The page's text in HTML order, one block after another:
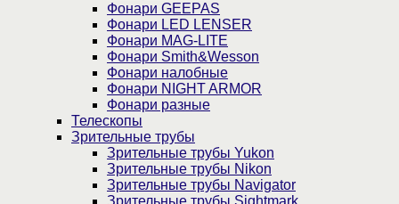
Фонари GEEPAS
Фонари LED LENSER
Фонари MAG-LITE
Фонари Smith&Wesson
Фонари налобные
Фонари NIGHT ARMOR
Фонари разные
Телескопы
Зрительные трубы
Зрительные трубы Yukon
Зрительные трубы Nikon
Зрительные трубы Navigator
Зрительные трубы Sightmark